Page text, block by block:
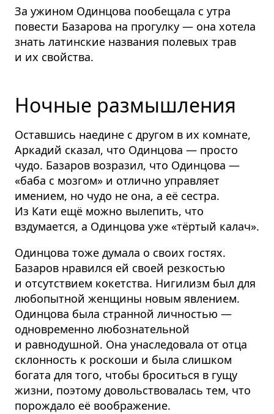
За ужином Одинцова пообещала с утра
повести Базарова на прогулку — она хотела
знать латинские названия полевых трав
и их свойства.
Ночные размышления
Оставшись наедине с другом в их комнате,
Аркадий сказал, что Одинцова — просто
чудо. Базаров возразил, что Одинцова —
«баба с мозгом» и отлично управляет
имением, но чудо не она, а её сестра.
Из Кати ещё можно вылепить, что
вздумается, а Одинцова уже «тёртый калач».
Одинцова тоже думала о своих гостях.
Базаров нравился ей своей резкостью
и отсутствием кокетства. Нигилизм был для
любопытной женщины новым явлением.
Одинцова была странной личностью —
одновременно любознательной
и равнодушной. Она унаследовала от отца
склонность к роскоши и была слишком
богата для того, чтобы броситься в гущу
жизни, поэтому довольствовалась тем, что
порождало её воображение.